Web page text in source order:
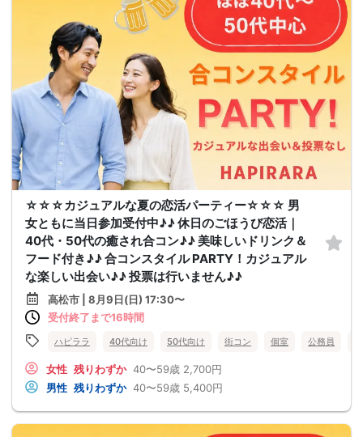
☆☆☆カジュアルな夏の恋活パーティー☆☆☆ 男
女ともに当日参加受付中♪♪ 休日のごほうび恋活｜
40代・50代の癒され合コン♪♪ 美味しいドリンク＆
フード付き♪♪ 合コンスタイル PARTY！カジュアル
な楽しい出会い♪♪ 投票は行いません♪♪
高松市 | 8月9日(日) 17:30〜
受付終了まで16時間
ハピララ 40代向け 50代向け 街コン 個室 公務員
女性 残りわずか 40〜59歳 2,700円
男性 残りわずか 40〜59歳 5,400円